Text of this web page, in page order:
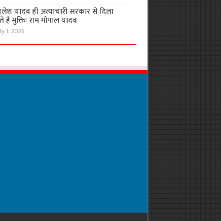
यादव ही अत्याचारी सरकार से दिला
मुक्तिः राम गोपाल यादव
1, 2026